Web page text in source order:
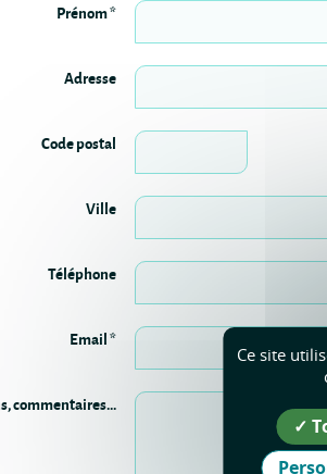
Prénom *
Adresse
Code postal
Ville
Téléphone
Email *
commentaires...
Ce site